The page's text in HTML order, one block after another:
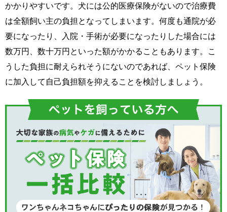
かかりやすいです。犬には公的医療保険がないので治療費
は全額飼い主の負担となってしまいます。何度も通院が必
要になったり、入院・手術が必要になったりした場合には
数万円、数十万円といった額がかかることもあります。こ
うした負担に耐えられそうにないのであれば、ペット保険
に加入して自己負担額を抑えることを検討しましょう。